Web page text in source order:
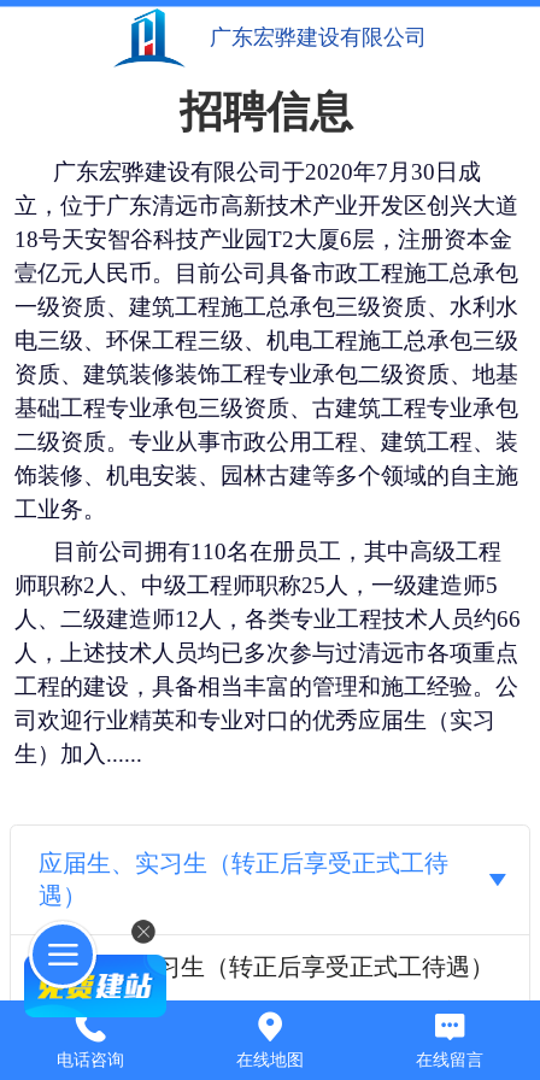
广东宏骅建设有限公司
招聘信息
广东宏骅建设有限公司于2020年7 月30日 成
立， 位于广东清远市高新技术产业开发区创兴大道
18号天安智谷科技产业园T2大厦6层， 注册资本金
壹亿元人民币。目前公司具备市政工程施工总承包
一级资质、建筑工程施工总承包三级资质、水利水
电三级、环保工程三级、机电工程施工总承包三级
资质、建筑装修装饰工程专业承包二级资质、地基
基础工程专业承包三级资质、古建筑工程专业承包
二级资质。专业从事市政公用工程、建筑工程、装
饰装修、机电安装、园林古建等多个领域的自主施
工业务。
目前公司拥有110名在册员工，其中高级工程
师职称2人、中级工程师职称25人，一级建造师5
人、二级建造师12人，各类专业工程技术人员约66
人，上述技术人员均已多次参与过清远市各项重点
工程的建设，具备相当丰富的管理和施工经验。 公
司欢迎行业精英和专业对口的优秀应届生（实习
生 ） 加入 ......
应届生、实习生（转正后享受正式工待
遇）
应届生、实习生（转正后享受正式工待遇）
2k-4.5k 职位类别：施工员、测量员、资料员实习生
职位描述岗位职责1.能熟使用办公软件，操作
CAD；2.为人诚恳，能吃苦耐劳；3.工作认真负责，
电话咨询 在线地图 在线留言